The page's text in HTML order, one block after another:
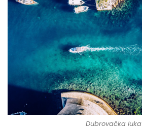
Dubrovačka luka